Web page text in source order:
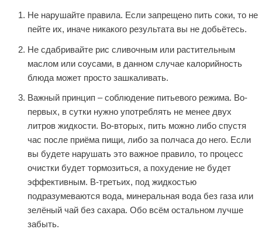
Не нарушайте правила. Если запрещено пить соки, то не
пейте их, иначе никакого результата вы не добьётесь.
Не сдабривайте рис сливочным или растительным
маслом или соусами, в данном случае калорийность
блюда может просто зашкаливать.
Важный принцип – соблюдение питьевого режима. Во-
первых, в сутки нужно употреблять не менее двух
литров жидкости. Во-вторых, пить можно либо спустя
час после приёма пищи, либо за полчаса до него. Если
вы будете нарушать это важное правило, то процесс
очистки будет тормозиться, а похудение не будет
эффективным. В-третьих, под жидкостью
подразумеваются вода, минеральная вода без газа или
зелёный чай без сахара. Обо всём остальном лучше
забыть.